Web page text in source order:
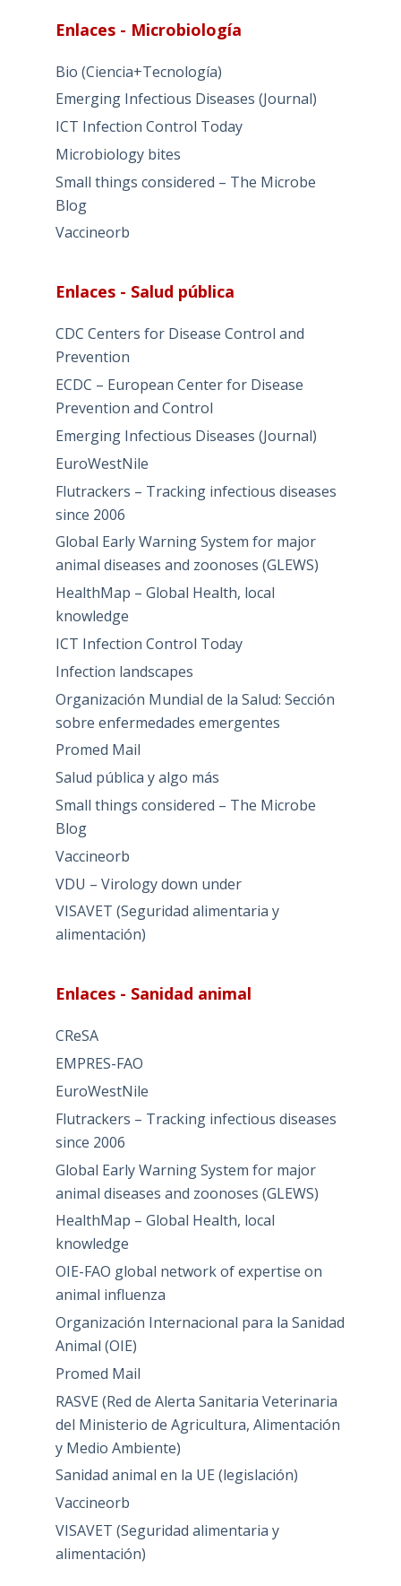
Enlaces - Microbiología
Bio (Ciencia+Tecnología)
Emerging Infectious Diseases (Journal)
ICT Infection Control Today
Microbiology bites
Small things considered – The Microbe
Blog
Vaccineorb
Enlaces - Salud pública
CDC Centers for Disease Control and
Prevention
ECDC – European Center for Disease
Prevention and Control
Emerging Infectious Diseases (Journal)
EuroWestNile
Flutrackers – Tracking infectious diseases
since 2006
Global Early Warning System for major
animal diseases and zoonoses (GLEWS)
HealthMap – Global Health, local
knowledge
ICT Infection Control Today
Infection landscapes
Organización Mundial de la Salud: Sección
sobre enfermedades emergentes
Promed Mail
Salud pública y algo más
Small things considered – The Microbe
Blog
Vaccineorb
VDU – Virology down under
VISAVET (Seguridad alimentaria y
alimentación)
Enlaces - Sanidad animal
CReSA
EMPRES-FAO
EuroWestNile
Flutrackers – Tracking infectious diseases
since 2006
Global Early Warning System for major
animal diseases and zoonoses (GLEWS)
HealthMap – Global Health, local
knowledge
OIE-FAO global network of expertise on
animal influenza
Organización Internacional para la Sanidad
Animal (OIE)
Promed Mail
RASVE (Red de Alerta Sanitaria Veterinaria
del Ministerio de Agricultura, Alimentación
y Medio Ambiente)
Sanidad animal en la UE (legislación)
Vaccineorb
VISAVET (Seguridad alimentaria y
alimentación)